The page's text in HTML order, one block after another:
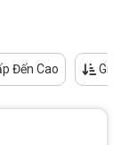
Đến Cao Giá